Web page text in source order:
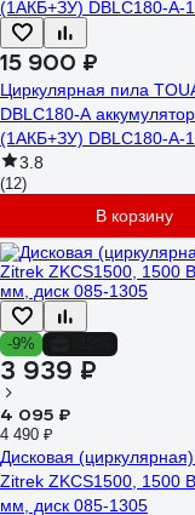
15 900 ₽
Циркулярная пила
DBLC180-A
(1АКБ+ЗУ) DBLС180-A-1
3.8
(12)
В корзину
-9%
3 939 ₽
4 095 ₽
4 490 ₽
Дисковая
Zitrek ZKCS1500, 1500
мм, диск 085-1305